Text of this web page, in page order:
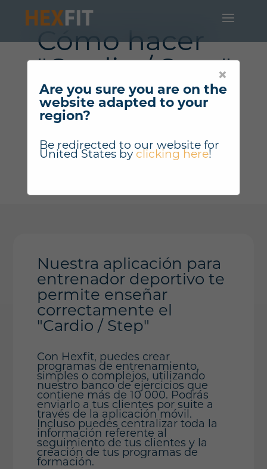
×
Are you sure you are on the
website adapted to your
region?
Be redirected to our website for
United Statesby clicking here!
Cómo hacer
"Cardio / Step"
?
Nuestra aplicación para
entrenador deportivo te
permite enseñar
correctamente el
"Cardio / Step"
Con Hexfit, puedes crear
programas de entrenamiento,
simples o complejos, utilizando
nuestro banco de ejercicios que
contiene más de 10 000. Podrás
enviarlo a tus clientes por suite a
través de la aplicación móvil.
Incluso puedes centralizar toda la
información referente al
seguimiento de tus clientes y la
creación de tus programas de
formación.